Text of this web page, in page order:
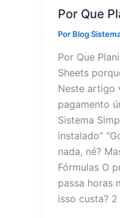
Por Que
Por Blog
Por Que
Sheets
Neste artigo
pagamento
Sistema
instalado”
nada, né?
Fórmulas O
passa horas
isso custa?